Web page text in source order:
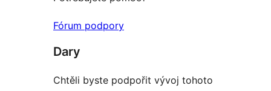
Fórum podpory
Dary
Chtěli byste podpořit vývoj tohoto